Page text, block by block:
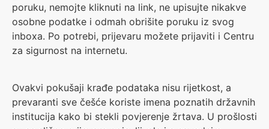
poruku, nemojte kliknuti na link, ne upisujte nikakve
osobne podatke i odmah obrišite poruku iz svog
inboxa. Po potrebi, prijevaru možete prijaviti i Centru
za sigurnost na internetu.
Ovakvi pokušaji krađe podataka nisu rijetkost, a
prevaranti sve češće koriste imena poznatih državnih
institucija kako bi stekli povjerenje žrtava. U prošlosti